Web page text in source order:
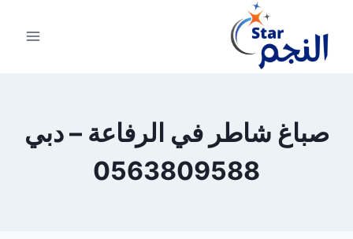
المحتوى
صباغ شاطر في الرفاعة – دبي
0563809588